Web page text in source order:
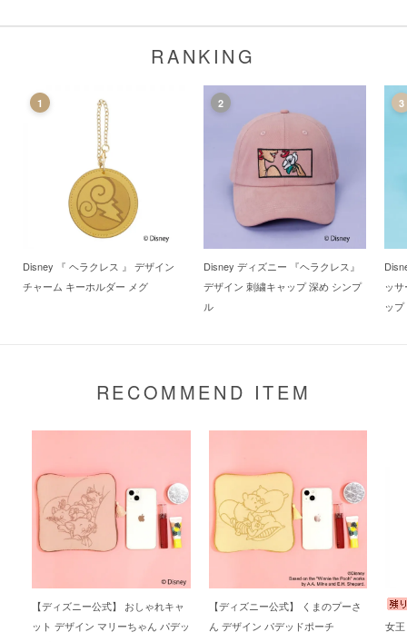
RANKING
1
Disney 『 ヘラクレス 』 デザイン
チャーム キーホルダー メグ
2
Disney ディズニー 『ヘラクレス』
デザイン 刺繍キャップ 深め シンプ
ル
3
ッ
ッ
RECOMMEND ITEM
【ディズニー公式】 おしゃれキャ
ット デザイン マリーちゃん パデッ
【ディズニー公式】 くまのプーさ
ん デザイン パデッドポーチ
女